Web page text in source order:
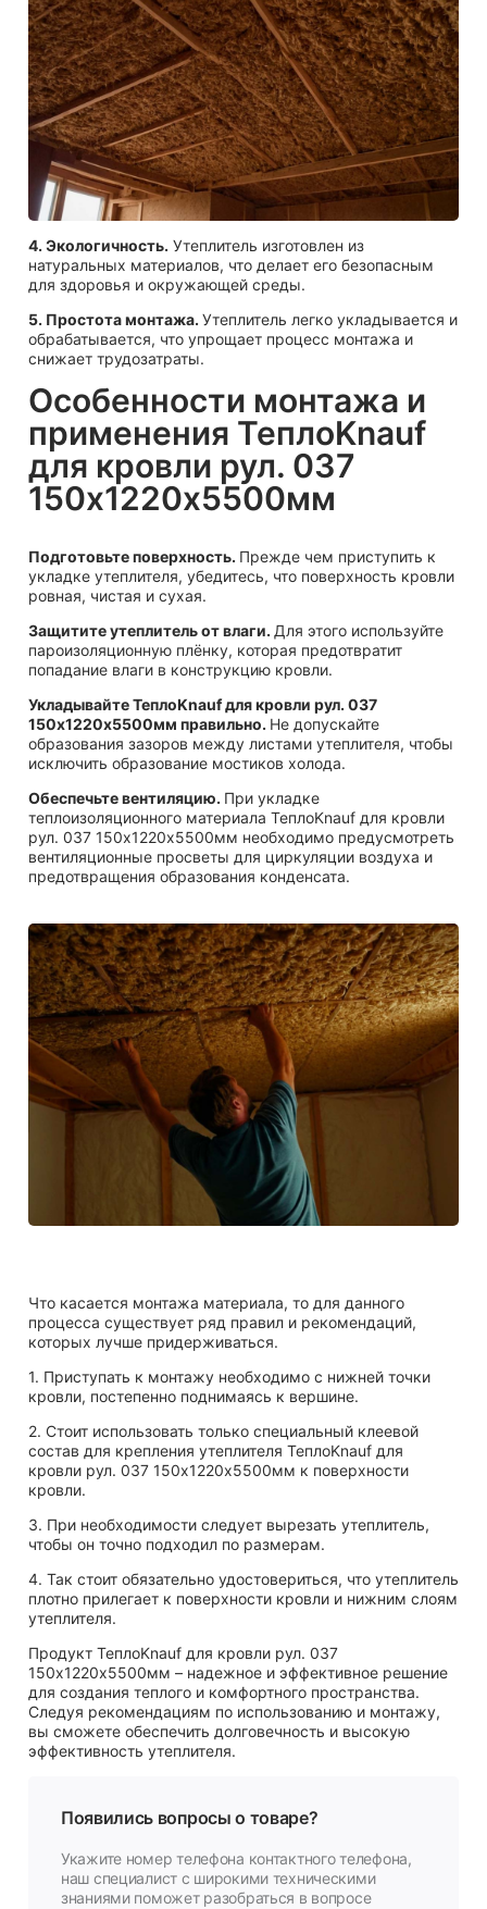
4. Экологичность. Утеплитель изготовлен из
натуральных материалов, что делает его безопасным
для здоровья и окружающей среды.
5. Простота монтажа. Утеплитель легко укладывается и
обрабатывается, что упрощает процесс монтажа и
снижает трудозатраты.
Особенности монтажа и
применения ТеплоKnauf
для кровли рул. 037
150х1220х5500мм
Подготовьте поверхность. Прежде чем приступить к
укладке утеплителя, убедитесь, что поверхность кровли
ровная, чистая и сухая.
Защитите утеплитель от влаги. Для этого используйте
пароизоляционную плёнку, которая предотвратит
попадание влаги в конструкцию кровли.
Укладывайте ТеплоKnauf для кровли рул. 037
150х1220х5500мм правильно. Не допускайте
образования зазоров между листами утеплителя, чтобы
исключить образование мостиков холода.
Обеспечьте вентиляцию. При укладке
теплоизоляционного материала ТеплоKnauf для кровли
рул. 037 150х1220х5500мм необходимо предусмотреть
вентиляционные просветы для циркуляции воздуха и
предотвращения образования конденсата.
Что касается монтажа материала, то для данного
процесса существует ряд правил и рекомендаций,
которых лучше придерживаться.
1. Приступать к монтажу необходимо с нижней точки
кровли, постепенно поднимаясь к вершине.
2. Стоит использовать только специальный клеевой
состав для крепления утеплителя ТеплоKnauf для
кровли рул. 037 150х1220х5500мм к поверхности
кровли.
3. При необходимости следует вырезать утеплитель,
чтобы он точно подходил по размерам.
4. Так стоит обязательно удостовериться, что утеплитель
плотно прилегает к поверхности кровли и нижним слоям
утеплителя.
Продукт ТеплоKnauf для кровли рул. 037
150х1220х5500мм – надежное и эффективное решение
для создания теплого и комфортного пространства.
Следуя рекомендациям по использованию и монтажу,
вы сможете обеспечить долговечность и высокую
эффективность утеплителя.
Появились вопросы о товаре?
Укажите номер телефона контактного телефона,
наш специалист с широкими техническими
знаниями поможет разобраться в вопросе